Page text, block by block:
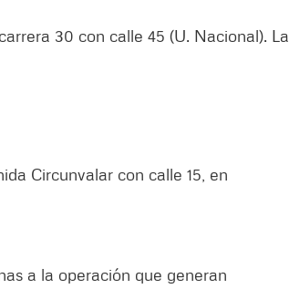
30 con calle 45 (U. Nacional). La
Circunvalar con calle 15, en
a la operación que generan